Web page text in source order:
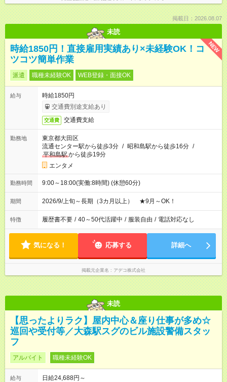
掲載日：2026.08.07
未読
NEW
時給1850円！直接雇用実績あり×未経験OK！コ
ツコツ簡単作業
派遣 職種未経験OK WEB登録・面接OK
給与
時給1850円
交通費別途支給あり
交通費 交通費支給
勤務地
東京都大田区
流通センター駅から徒歩3分 / 昭和島駅から徒歩16分 /
平和島駅から徒歩19分
エンタメ
勤務時間 9:00～18:00(実働:8時間) (休憩60分)
期間 2026/9/上旬～長期（3カ月以上） ★9月～OK！
特徴 履歴書不要 / 40～50代活躍中 / 服装自由 / 電話対応なし
気になる！ 応募する 詳細へ
掲載元企業名 アデコ株式会社
未読
【思ったよりラク】屋内中心＆座り仕事が多め☆
巡回や受付等／大森駅スグのビル施設警備スタッ
フ
アルバイト 職種未経験OK
給与
日給24,688円～